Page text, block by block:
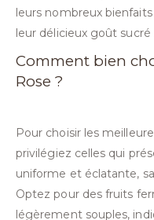
leurs nombreux
leur délicieux goût
Comment bien
Rose ?
Pour choisir les
privilégiez celles qui
uniforme et éclatante,
Optez pour des fruits
légèrement souples,